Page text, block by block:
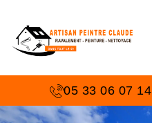
05 33 06 07 14